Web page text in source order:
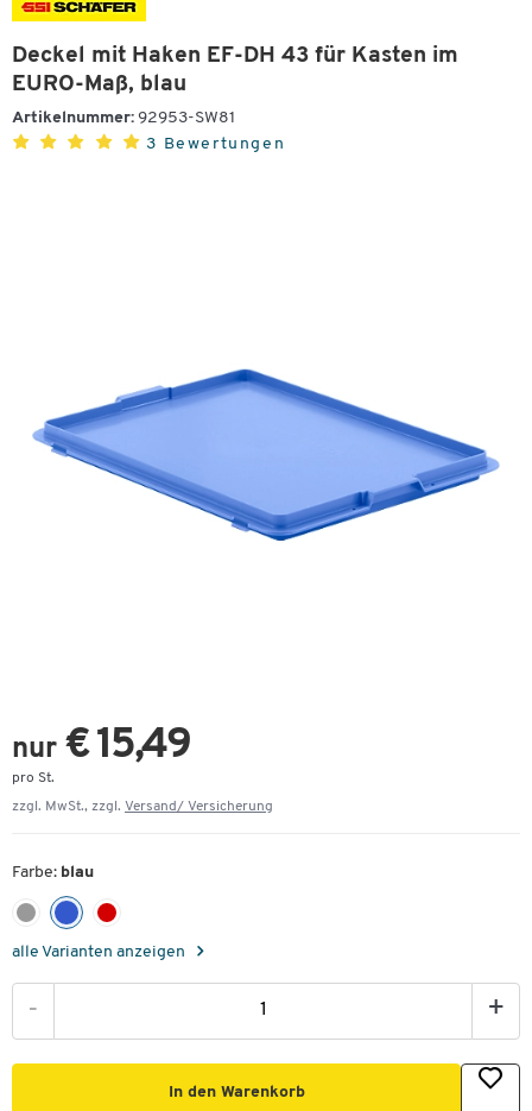
Deckel mit Haken EF-DH 43 für Kasten im
EURO-Maß, blau
Artikelnummer: 92953-SW81
3 Bewertungen
nur € 15,49
pro St.
zzgl. MwSt., zzgl. Versand/ Versicherung
Farbe: blau
alle Varianten anzeigen
- +
In den Warenkorb